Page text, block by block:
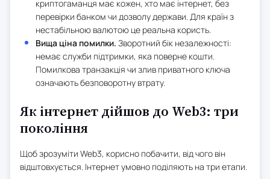
криптогаманця має кожен, хто має інтернет, без
перевірки банком чи дозволу держави. Для країн з
нестабільною валютою це реальна користь.
Вища ціна помилки. Зворотний бік незалежності:
немає служби підтримки, яка поверне кошти.
Помилкова транзакція чи злив приватного ключа
означають безповоротну втрату.
Як інтернет дійшов до Web3: три
покоління
Щоб зрозуміти Web3, корисно побачити, від чого він
відштовхується. Інтернет умовно поділяють на три етапи.